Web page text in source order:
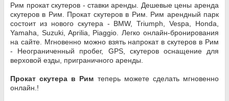
Рим прокат скутеров - ставки аренды. Дешевые цены аренда
скутеров в Рим. Прокат скутеров в Рим. Рим арендный парк
состоит из нового скутера - BMW, Triumph, Vespa, Honda,
Yamaha, Suzuki, Aprilia, Piaggio. Легко онлайн-бронирования
на сайте. Мгновенно можно взять напрокат в скутеров в Рим
- Неограниченный пробег, GPS, скутеров оснащение для
верховой езды, приграничного аренды.
Прокат скутера в Рим теперь можете сделать мгновенно
онлайн.!